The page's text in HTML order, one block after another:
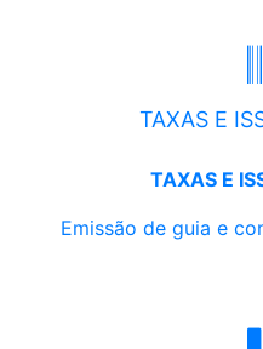
TAXAS E
TAXAS E
Emissão de guia e